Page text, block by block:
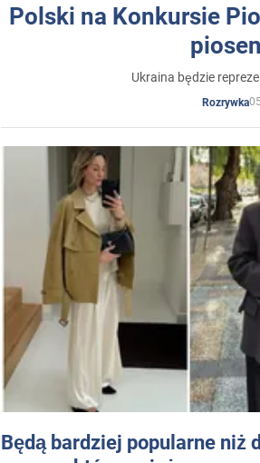
Polski na Konkursie
Ukraina będzie
Rozrywka
Będą bardziej popularne niż